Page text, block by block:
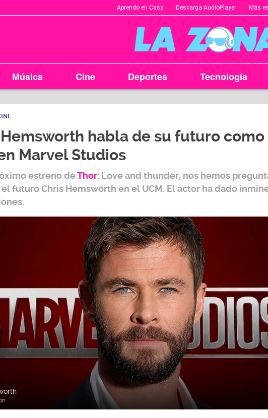
Aprendo en Casa Descarga AudioPlayer Más
Música Cine Deportes Tecnología
habla de su futuro como
Marvel Studios
estreno deThor: Love and thunder, nos hemos
futuro Chris Hemsworth en el UCM. El actor ha dado
Arequipa
95.9